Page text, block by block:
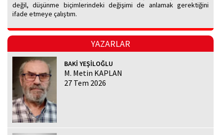
değil, düşünme biçimlerindeki değişimi de anlamak gerektiğini
ifade etmeye çalıştım.
YAZARLAR
BAKİ YEŞİLOĞLU
M. Metin KAPLAN
27 Tem 2026